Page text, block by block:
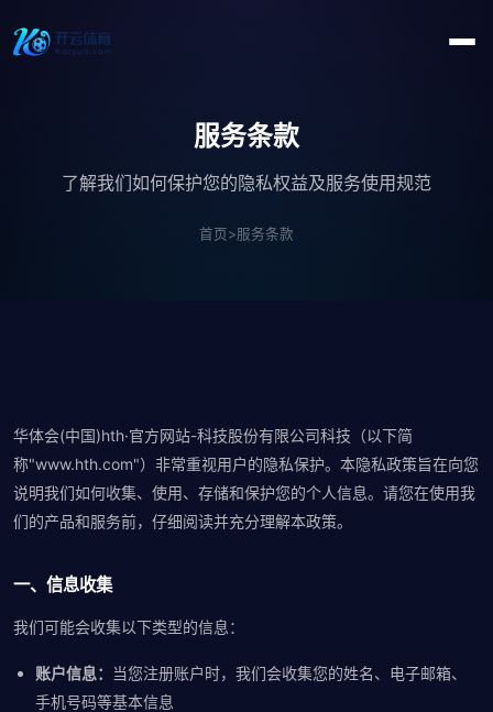
服务条款
了解我们如何保护您的隐私权益及服务使用规范
首页> 服务条款
华体会(中国)hth·官方网站-科技股份有限公司科技（以下简
称"www.hth.com"）非常重视用户的隐私保护。本隐私政策旨在向您
说明我们如何收集、使用、存储和保护您的个人信息。请您在使用我
们的产品和服务前，仔细阅读并充分理解本政策。
一、信息收集
我们可能会收集以下类型的信息：
账户信息：
当您注册账户时，我们会收集您的姓名、电子邮箱、
手机号码等基本信息